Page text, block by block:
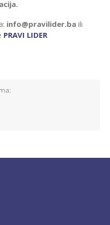
info@pravilider.ba ili
PRAVI LIDER